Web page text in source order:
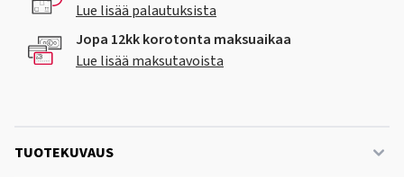
Lue lisää palautuksista
Jopa 12kk korotonta maksuaikaa
Lue lisää maksutavoista
TUOTEKUVAUS